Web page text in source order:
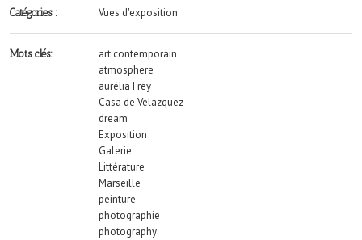
Catégories : Vues d'exposition
Mots clés:
art contemporain
atmosphere
aurélia Frey
Casa de Velazquez
dream
Exposition
Galerie
Littérature
Marseille
peinture
photographie
photography